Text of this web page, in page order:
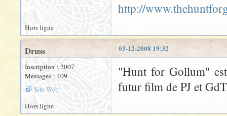
http://
Hors ligne
03-12-2008 19:32
Druss
Inscription : 2007
Messages : 409
Site Web
"Hunt for Gollum"
futur film de PJ et
Hors ligne